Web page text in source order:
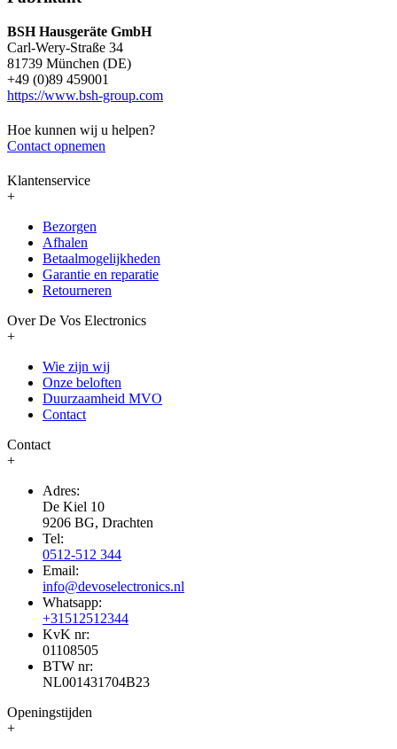
BSH Hausgeräte GmbH
Carl-Wery-Straße 34
81739 München (DE)
+49 (0)89 459001
https://www.bsh-group.com
Hoe kunnen wij u helpen?
Contact opnemen
Klantenservice
+
Bezorgen
Afhalen
Betaalmogelijkheden
Garantie en reparatie
Retourneren
Over De Vos Electronics
+
Wie zijn wij
Onze beloften
Duurzaamheid MVO
Contact
Contact
+
Adres:
De Kiel 10
9206 BG, Drachten
Tel:
0512-512 344
Email:
info@devoselectronics.nl
Whatsapp:
+31512512344
KvK nr:
01108505
BTW nr:
NL001431704B23
Openingstijden
+